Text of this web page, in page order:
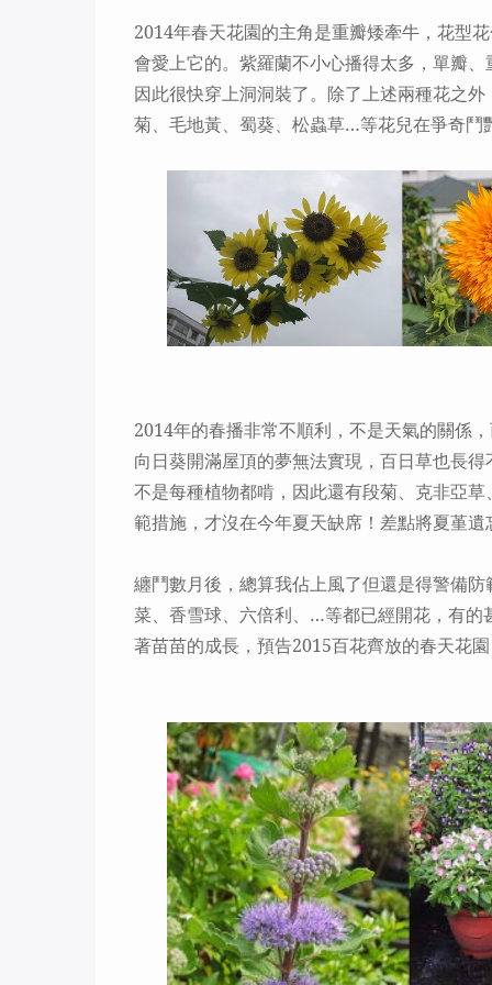
2014年春天花園的主角是重瓣矮牽牛，花型
會愛上它的。紫羅蘭不小心播得太多，單瓣
因此很快穿上洞洞裝了。除了上述兩種花之外
菊、毛地黃、蜀葵、松蟲草…等花兒在爭奇鬥
2014年的春播非常不順利，不是天氣的關係
向日葵開滿屋頂的夢無法實現，百日草也長
不是每種植物都啃，因此還有段菊、克非亞
範措施，才沒在今年夏天缺席！差點將夏堇遺
纏鬥數月後，總算我佔上風了但還是得警備
菜、香雪球、六倍利、 …等都已經開花，有的
著苗苗的成長，預告2015百花齊放的春天花